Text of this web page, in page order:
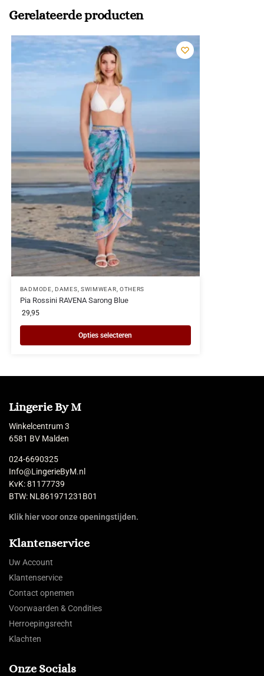
Gerelateerde producten
BADMODE ,DAMES SWIMWEAR, OTHERS
Pia Rossini RAVENA Sarong Blue
29,95
Opties selecteren
Lingerie By M
Winkelcentrum 3
6581 BV Malden
024-6690325
Info@LingerieByM.nl
KvK: 81177739
BTW: NL861971231B01
Klik hier voor onze openingstijden.
Klantenservice
Uw Account
Klantenservice
Contact opnemen
Voorwaarden & Condities
Herroepingsrecht
Klachten
Onze Socials